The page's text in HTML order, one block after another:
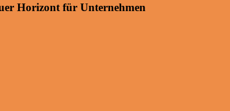
Horizont für Unternehmen